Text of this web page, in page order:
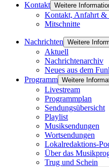
Kontakt Weitere
Kontakt, Anfahrt &
Mitschnitte
Nachrichten Weitere
Aktuell
Nachrichtenarchiv
Neues aus dem
Programm Weitere
Livestream
Programmplan
Sendungsübersicht
Playlist
Musiksendungen
Wortsendungen
Lokalredaktions-
Über das
Trug und Schein